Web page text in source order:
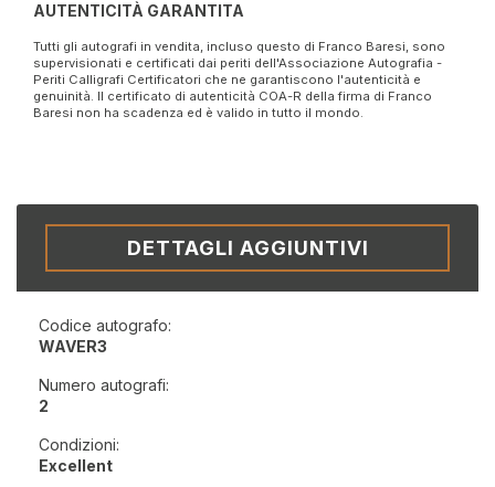
AUTENTICITÀ GARANTITA
Tutti gli autografi in vendita, incluso questo di Franco Baresi, sono
supervisionati e certificati dai periti dell'Associazione Autografia -
Periti Calligrafi Certificatori che ne garantiscono l'autenticità e
genuinità. Il certificato di autenticità COA-R della firma di Franco
Baresi non ha scadenza ed è valido in tutto il mondo.
DETTAGLI AGGIUNTIVI
Codice autografo:
WAVER3
Numero autografi:
2
Condizioni:
Excellent